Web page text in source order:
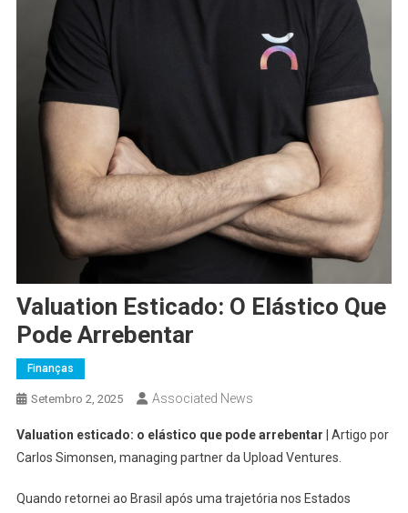
Valuation Esticado: O Elástico Que
Pode Arrebentar
Finanças
Setembro 2, 2025 Associated News
Valuation esticado: o elástico que pode arrebentar | Artigo por
Carlos Simonsen, managing partner da Upload Ventures.
Quando retornei ao Brasil após uma trajetória nos Estados